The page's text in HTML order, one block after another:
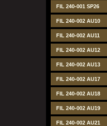
FIL 240-001 SP26
FIL 240-002 AU10
FIL 240-002 AU11
FIL 240-002 AU12
FIL 240-002 AU13
FIL 240-002 AU17
FIL 240-002 AU18
FIL 240-002 AU19
FIL 240-002 AU21